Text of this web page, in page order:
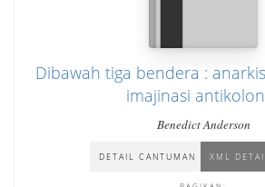
Dibawah tiga bendera :
imajinasi
Benedict Anderson
DETAIL CANTUMAN XML